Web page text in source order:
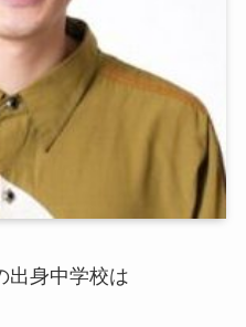
出身中学校は